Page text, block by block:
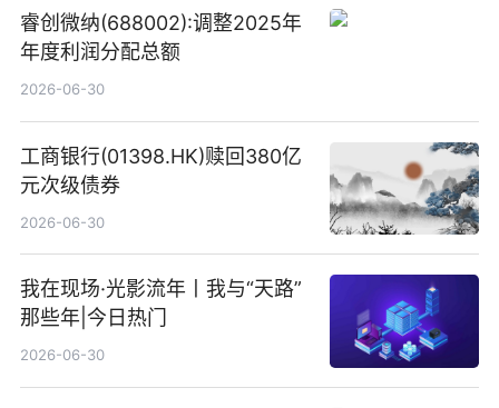
睿创微纳(688002):调整2025年
年度利润分配总额
2026-06-30
工商银行(01398.HK)赎回380亿
元次级债券
2026-06-30
我在现场·光影流年丨我与“天路”
那些年|今日热门
2026-06-30